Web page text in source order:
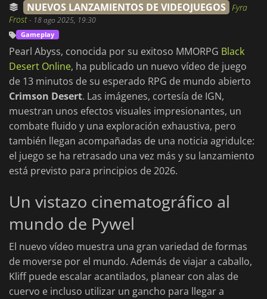
NUEVOS LANZAMIENTOS DE VIDEOJUEGOS Fyra
Frost- 18 ago 2025, 19:30
Gameplay
Pearl Abyss, conocida por su exitoso MMORPG Black
Desert Online, ha publicado un nuevo vídeo de juego
de 13 minutos de su esperado RPG de mundo abierto
Crimson Desert. Las imágenes, cortesía de IGN,
muestran unos efectos visuales impresionantes, un
combate fluido y una exploración exhaustiva, pero
también llegan acompañadas de una noticia agridulce:
el juego se ha retrasado una vez más y su lanzamiento
está previsto para principios de 2026.
Un vistazo cinematográfico al
mundo de Pywel
El nuevo vídeo muestra una gran variedad de formas
de moverse por el mundo. Además de viajar a caballo,
Kliff puede escalar acantilados, planear con alas de
cuervo e incluso utilizar un gancho para llegar a